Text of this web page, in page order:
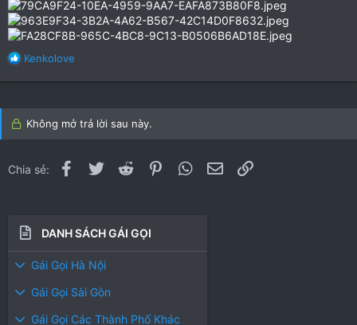
R
a
s
Kenkolove
Không mở trả lời sau này.
Chia sẻ: Facebook
Twitter Reddit PinterestWhatsApp
Email
DANH SÁCH GÁI GỌI
Gái Gọi Hà Nội
Gái Gọi Sài Gòn
Gái Gọi Các Thành Phố Khác